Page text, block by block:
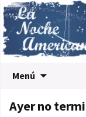
Menú
Ayer no